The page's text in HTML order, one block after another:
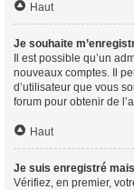
Haut
Je souhaite
Il est possible qu’un
nouveaux comptes. Il
d’utilisateur que vous
forum pour obtenir de
Haut
Je suis enregistré
Vérifiez, en premier,